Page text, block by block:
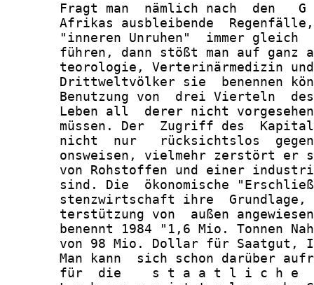
Fragt man  nämlich nach  den
Afrikas ausbleibende
"inneren Unruhen"  immer gleich
führen, dann stößt man auf ganz
teorologie, Verterinärmedizin
Drittweltvölker sie  benennen
Benutzung von  drei Vierteln
Leben all  derer nicht
müssen. Der  Zugriff des
nicht  nur   rücksichtslos
onsweisen, vielmehr zerstört er
von Rohstoffen und einer
sind. Die  ökonomische
stenzwirtschaft ihre
terstützung von  außen
benennt 1984 "1,6 Mio. Tonnen
von 98 Mio. Dollar für Saatgut,
Man kann  sich schon darüber
für  die    s t a a t l i c h e